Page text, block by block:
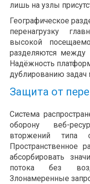
лишь на узлы
Географическое
перенагрузку
высокой
разделяются
Надёжность
дублированию
Защита от
Система
оборону веб-
вторжений типа
Пространственное
абсорбировать
потока без
Злонамеренные